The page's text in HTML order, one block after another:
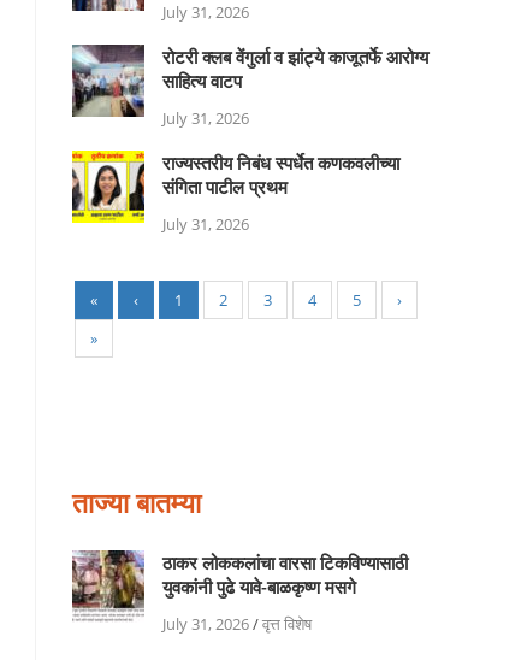
July 31, 2026
रोटरी क्लब वेंगुर्ला व झांट्ये काजूतर्फे आरोग्य
साहित्य वाटप
July 31, 2026
राज्यस्तरीय निबंध स्पर्धेत कणकवलीच्या
संगिता पाटील प्रथम
July 31, 2026
« ‹ 1 2 3 4 5
›
»
ताज्या बातम्या
ठाकर लोककलांचा वारसा टिकविण्यासाठी
युवकांनी पुढे यावे-बाळकृष्ण मसगे
July 31, 2026/वृत्त विशेष